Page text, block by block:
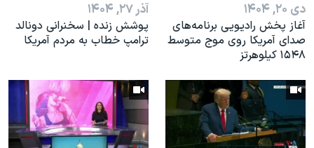
دی ۲۰, ۱۴۰۴
آغاز پخش رادیویی برنامه‌های
صدای آمریکا روی موج متوسط
۱۵۴۸ کیلوهرتز
آذر ۲۷, ۱۴۰۴
پوشش زنده | سخنرانی دونالد
ترامپ خطاب به مردم آمریکا